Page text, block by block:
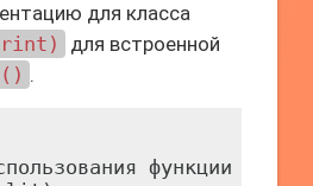
для класса
для встроенной
.
функции